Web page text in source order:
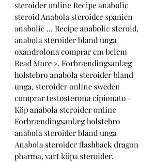
steroider online Recipe anabolic
steroid Anabola steroider spanien
anabolic … Recipe anabolic steroid,
anabola steroider bland unga
oxandrolona comprar em belem
Read More ». Forbrændingsanlæg
holstebro anabola steroider bland
unga, steroider online sweden
comprar testosterona cipionato -
Köp anabola steroider online
Forbrændingsanlæg holstebro
anabola steroider bland unga
Anabola steroider flashback dragon
pharma, vart köpa steroider.